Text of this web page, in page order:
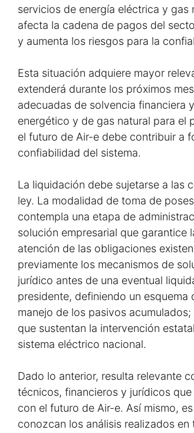
servicios de energía eléctrica y
afecta la cadena de pagos del
y aumenta los riesgos para la
Esta situación adquiere mayor
extenderá durante los próximos
adecuadas de solvencia financiera
energético y de gas natural para el
el futuro de Air-e debe contribuir a
confiabilidad del sistema.
La liquidación debe sujetarse a las
ley. La modalidad de toma de
contempla una etapa de
solución empresarial que
atención de las obligaciones
previamente los mecanismos de
jurídico antes de una eventual
presidente, definiendo un
manejo de los pasivos
que sustentan la intervención
sistema eléctrico nacional.
Dado lo anterior, resulta relevante
técnicos, financieros y jurídicos
con el futuro de Air-e. Así mismo,
conozcan los análisis realizados